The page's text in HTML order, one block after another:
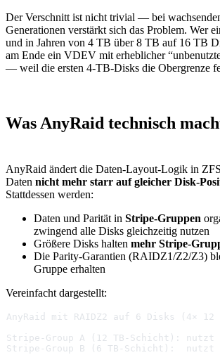
Der Verschnitt ist nicht trivial — bei
Generationen verstärkt sich das Problem. Wer
und in Jahren von 4 TB über 8 TB auf 16 TB
am Ende ein VDEV mit erheblicher
— weil die ersten 4-TB-Disks die Obergrenze
Was AnyRaid technisch
AnyRaid ändert die Daten-Layout-Logik in
Daten nicht mehr starr auf gleicher Disk-
Stattdessen werden:
Daten und Parität in Stripe-Gruppen
zwingend alle Disks gleichzeitig nutzen
Größere Disks halten mehr Stripe-
Die Parity-Garantien (RAIDZ1/Z2/Z3)
Gruppe erhalten
Vereinfacht dargestellt:
AnyRaid mit RAIDZ2 auf 6 Disks (4× 12
Stripe-Group A (12 TB-Schicht):
Stripe-Group B (6 TB-Schicht):